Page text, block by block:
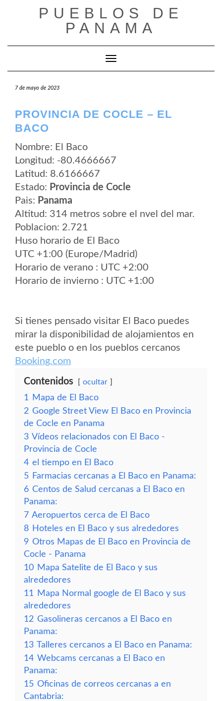
PUEBLOS DE
PANAMA
Cambiar modo de navegación
7 de mayo de 2023
PROVINCIA DE COCLE – EL
BACO
Nombre: El Baco
Longitud: -80.4666667
Latitud: 8.6166667
Estado: Provincia de Cocle
Pais: Panama
Altitud: 314 metros sobre el nvel del mar.
Poblacion: 2.721
Huso horario de El Baco
UTC +1:00 (Europe/Madrid)
Horario de verano : UTC +2:00
Horario de invierno : UTC +1:00
Si tienes pensado visitar El Baco puedes
mirar la disponibilidad de alojamientos en
este pueblo o en los pueblos cercanos
Booking.com
Contenidos ocultar
1
Mapa de El Baco
2 Google Street View El Baco en Provincia
de Cocle en Panama
3 Vídeos relacionados con El Baco -
Provincia de Cocle
4 el tiempo en El Baco
5 Farmacias cercanas a El Baco en Panama:
6 Centos de Salud cercanas a El Baco en
Panama:
7 Aeropuertos cerca de El Baco
8 Hoteles en El Baco y sus alrededores
9 Otros Mapas de El Baco en Provincia de
Cocle - Panama
10 Mapa Satelite de El Baco y sus
alrededores
11
Mapa Normal google de El Baco y sus
alrededores
12 Gasolineras cercanos a El Baco en
Panama:
13 Talleres cercanos a El Baco en Panama:
14 Webcams cercanas a El Baco en
Panama:
15 Oficinas de correos cercanas a en
Cantabria: